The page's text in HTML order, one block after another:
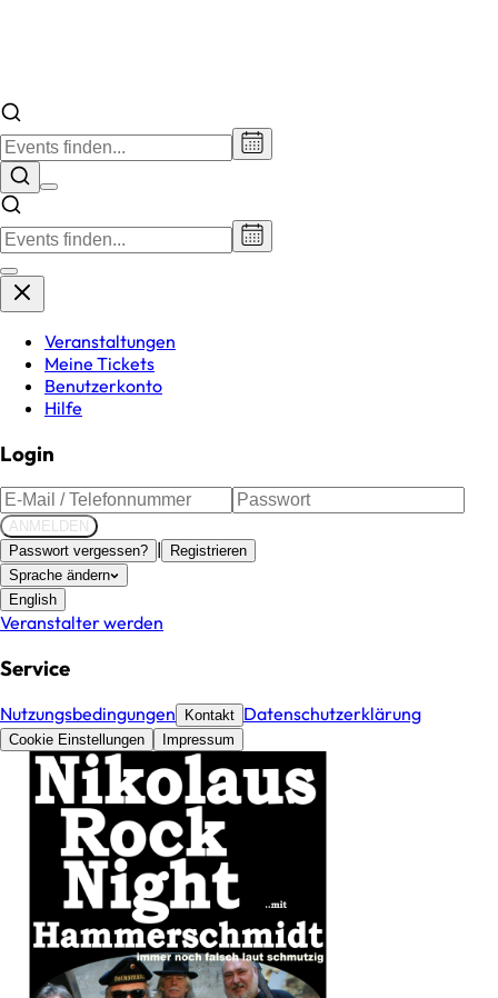
Veranstaltungen
Meine Tickets
Benutzerkonto
Hilfe
Login
ANMELDEN
Passwort vergessen? |
Registrieren
Sprache ändern
English
Veranstalter werden
Service
Nutzungsbedingungen Kontakt Datenschutzerklärung
Cookie Einstellungen Impressum